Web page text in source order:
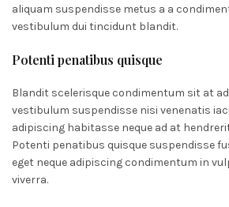
aliquam suspendisse metus a a
vestibulum dui tincidunt blandit.
Potenti penatibus quisque
Blandit scelerisque condimentum sit at
vestibulum suspendisse nisi venenatis
adipiscing habitasse neque ad at
Potenti penatibus quisque suspendisse
eget neque adipiscing condimentum in
viverra.